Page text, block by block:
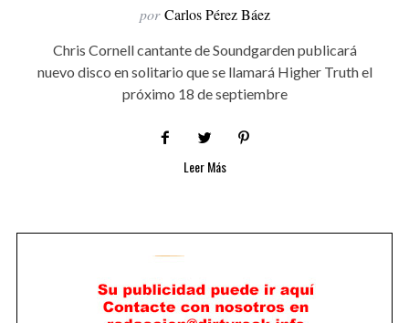
por Carlos Pérez Báez
Chris Cornell cantante de Soundgarden publicará
nuevo disco en solitario que se llamará Higher Truth el
próximo 18 de septiembre
Leer Más